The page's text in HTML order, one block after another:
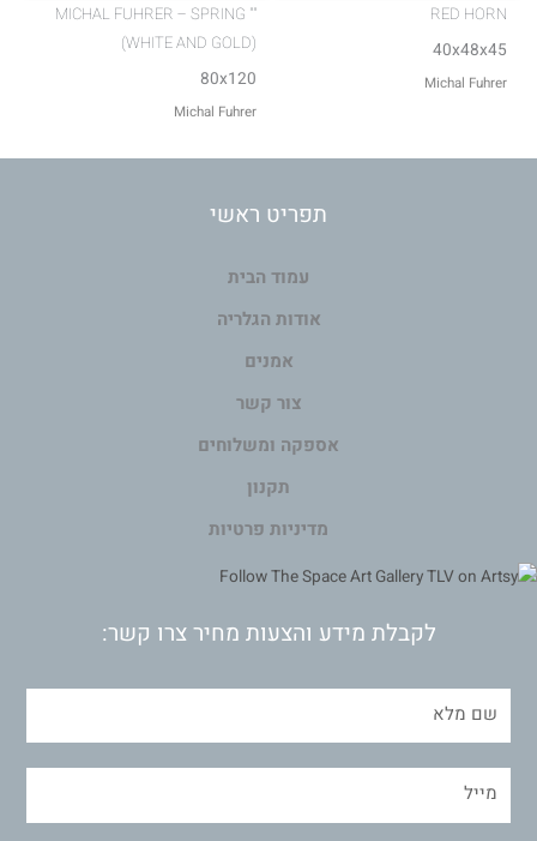
RED HORN
40x48x45
Michal Fuhrer
"MICHAL FUHRER – SPRING "
(WHITE AND GOLD)
80x120
Michal Fuhrer
תפריט ראשי
עמוד הבית
אודות הגלריה
אמנים
צור קשר
אספקה ומשלוחים
תקנון
מדיניות פרטיות
לקבלת מידע והצעות מחיר צרו קשר: